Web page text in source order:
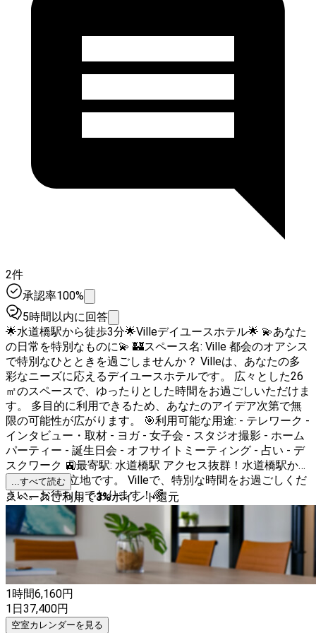
2件
承認率100%
5時間以内に回答
🌟水道橋駅から徒歩3分🌟Villeデイユースホテル🌟 💫あなた
の日常を特別なものに💫 🏰スペース名: Ville 都会のオアシス
で特別なひとときを過ごしませんか？ Villeは、あなたの多
彩なニーズに応えるデイユースホテルです。 広々とした26
㎡のスペースで、ゆったりとした時間をお過ごしいただけま
す。 多目的に利用できるため、あなたのアイデア次第で無
限の可能性が広がります。 🎯利用可能な用途: - テレワーク -
インタビュー・取材 - ヨガ - 女子会 - スタジオ撮影 - ホーム
パーティー - 誕生日会 - オフサイトミーティング - 占い - デ
スクワーク 🚉最寄駅: 水道橋駅 アクセス抜群！水道橋駅から
徒歩3分の好立地です。 Villeで、特別な時間をお過ごしくだ
さい。お待ちしております！🌈
...すべて読む
スペースご利用で3%ポイント還元
1時間6,160円
1日37,400円
空室カレンダーを見る